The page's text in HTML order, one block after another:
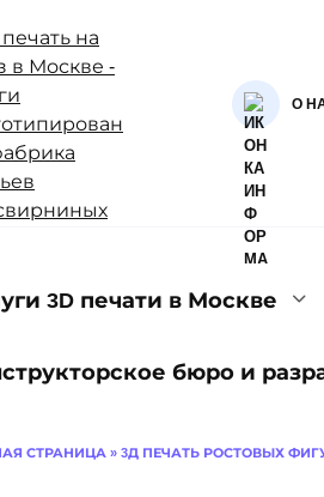
О
3D печати в Москве
бюро и
СТРАНИЦА » 3Д ПЕЧАТЬ РОСТОВЫХ